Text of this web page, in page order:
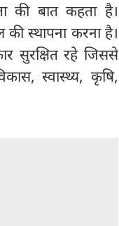
की बात कहता है।
स्थापना करना है।
सुरक्षित रहे जिससे
स्वास्थ्य, कृषि,